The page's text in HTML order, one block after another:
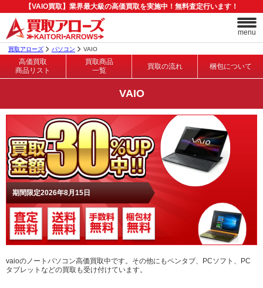
【VAIO買取】業界最大級の高価買取を実施中！無料査定行います！
menu
買取アローズ パソコン VAIO
高価買取
商品リスト
買取商品
一覧
買取の流れ 梱包について
VAIO
期間限定2026年8月15日
vaioのノートパソコン高価買取中です。その他にもペンタブ、PCソフト、PC
タブレットなどの買取も受け付けています。